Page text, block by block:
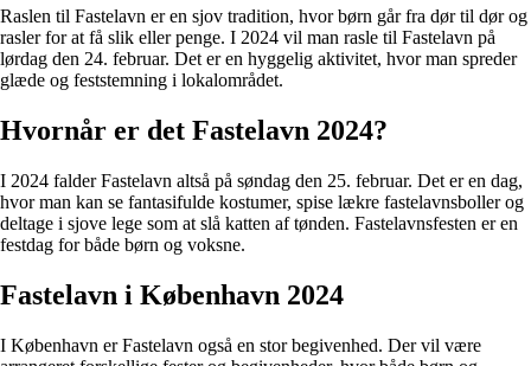
Raslen til Fastelavn er en sjov tradition, hvor børn går fra dør til dør og
rasler for at få slik eller penge. I 2024 vil man rasle til Fastelavn på
lørdag den 24. februar. Det er en hyggelig aktivitet, hvor man spreder
glæde og feststemning i lokalområdet.
Hvornår er det Fastelavn 2024?
I 2024 falder Fastelavn altså på søndag den 25. februar. Det er en dag,
hvor man kan se fantasifulde kostumer, spise lækre fastelavnsboller og
deltage i sjove lege som at slå katten af tønden. Fastelavnsfesten er en
festdag for både børn og voksne.
Fastelavn i København 2024
I København er Fastelavn også en stor begivenhed. Der vil være